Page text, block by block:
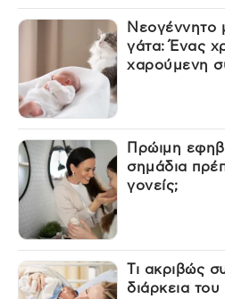
Νεογέννητο
γάτα: Ένας
χαρούμενη
Πρώιμη
σημάδια
γονείς;
Τι ακριβώς
διάρκεια